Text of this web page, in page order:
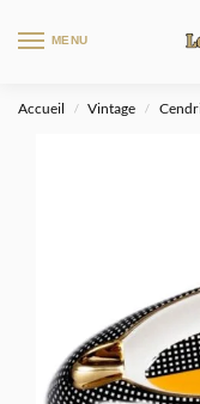
MENU
Accueil / Vintage /